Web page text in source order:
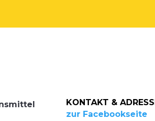
KONTAKT &
zur Face­book­sei­te